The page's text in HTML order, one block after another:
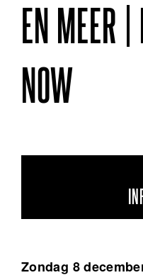
EN MEER
NOW
Zondag 8